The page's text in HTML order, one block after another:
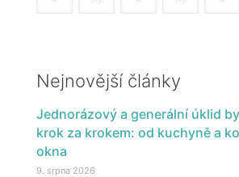
Nejnovější články
Jednorázový a generální úklid
krok za krokem: od kuchyně a
okna
9. srpna 2026